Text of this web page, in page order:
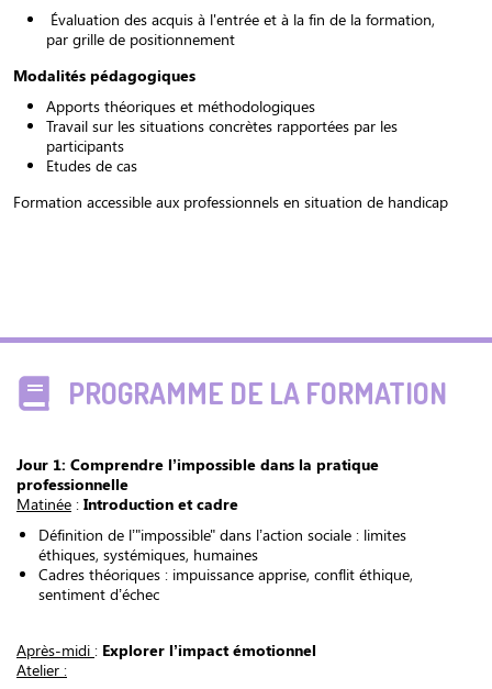
Évaluation des acquis à l'entrée et à la fin de la formation,
par grille de positionnement
Modalités pédagogiques
Apports théoriques et méthodologiques
Travail sur les situations concrètes rapportées par les
participants
Etudes de cas
Formation accessible aux professionnels en situation de handicap
PROGRAMME DE LA FORMATION
Jour 1: Comprendre l’impossible dans la pratique
professionnelle
Matinée : Introduction et cadre
Définition de l’"impossible" dans l’action sociale : limites
éthiques, systémiques, humaines
Cadres théoriques : impuissance apprise, conflit éthique,
sentiment d’échec
Après-midi : Explorer l’impact émotionnel
Atelier :